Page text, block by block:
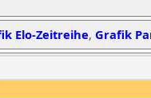
Elo-Zeitreihe, Grafik